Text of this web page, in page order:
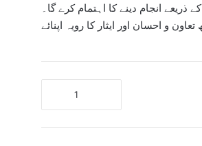
انجام دینے کا اہتمام کرے گا۔
و احسان اور ایثار کا رویہ اپنائے
تقاضا